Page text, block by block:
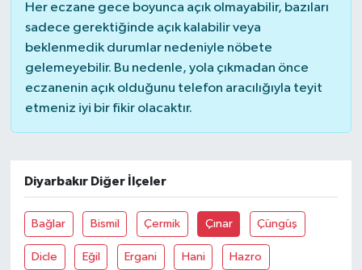
Her eczane gece boyunca açık olmayabilir, bazıları
sadece gerektiğinde açık kalabilir veya
beklenmedik durumlar nedeniyle nöbete
gelemeyebilir. Bu nedenle, yola çıkmadan önce
eczanenin açık olduğunu telefon aracılığıyla teyit
etmeniz iyi bir fikir olacaktır.
Diyarbakır Diğer İlçeler
Bağlar Bismil Çermik Çınar Çüngüş
Dicle Eğil Ergani Hani Hazro
YUNUSEMRE
MANİSA'YI KEŞFET
TÜRKİYE'DE TREND HABERLER
ÖZEL HABER